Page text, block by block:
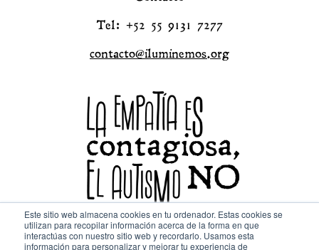
Este sitio web almacena cookies en tu ordenador. Estas cookies se
utilizan para recopilar información acerca de la forma en que
interactúas con nuestro sitio web y recordarlo. Usamos esta
información para personalizar y mejorar tu experiencia de
Tel: +52 55 9131 7277
contacto@iluminemos.org
Consulta nuestroAviso de Privacidad@Copyright